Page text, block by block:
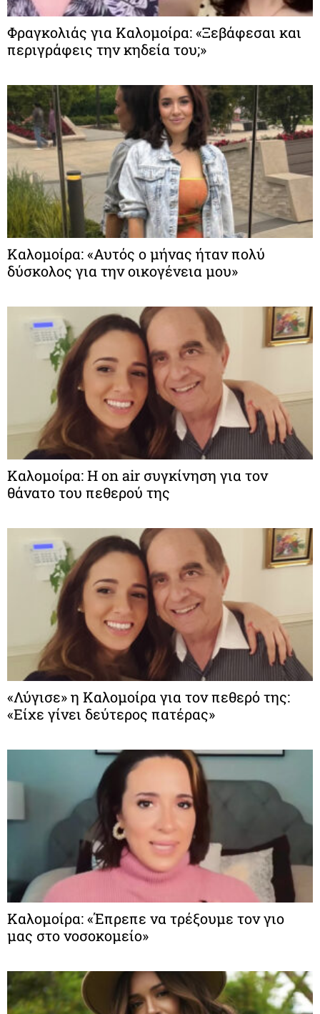
Φραγκολιάς για Καλομοίρα: «Ξεβάφεσαι και
περιγράφεις την κηδεία του;»
Καλομοίρα: «Αυτός ο μήνας ήταν πολύ
δύσκολος για την οικογένεια μου»
Καλομοίρα: Η on air συγκίνηση για τον
θάνατο του πεθερού της
«Λύγισε» η Καλομοίρα για τον πεθερό της:
«Είχε γίνει δεύτερος πατέρας»
Καλομοίρα: «Έπρεπε να τρέξουμε τον γιο
μας στο νοσοκομείo»